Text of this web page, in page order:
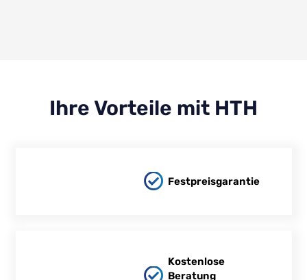
Ihre Vorteile mit HTH
Festpreisgarantie
Kostenlose
Beratung